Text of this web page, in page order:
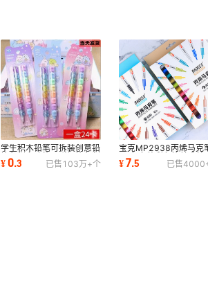
学生积木铅笔可拆装创意铅
笔免削多功能子弹铅笔免削
团子家族铅笔
¥0.3 已售 103万+个
宝克MP2938丙烯马克
12色套装彩色笔美术绘
创意DIY涂鸦马克笔
¥7.5 已售